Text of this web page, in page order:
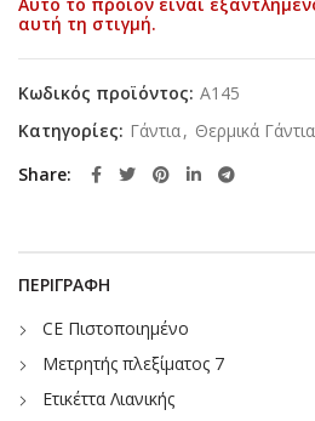
αυτή τη στιγμή.
Κωδικός προϊόντος: A145
Κατηγορίες: Γάντια, Θερμικά Γάντια
Share
ΠΕΡΙΓΡΑΦΉ
CE Πιστοποιημένο
Μετρητής πλεξίματος 7
Ετικέττα Λιανικής